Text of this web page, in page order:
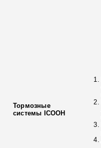
Тормозные
системы ICOOH